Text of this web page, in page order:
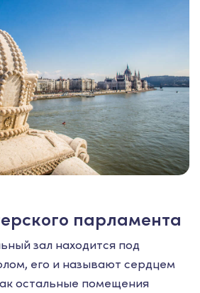
парламента
зал находится под
его и называют сердцем
остальные помещения